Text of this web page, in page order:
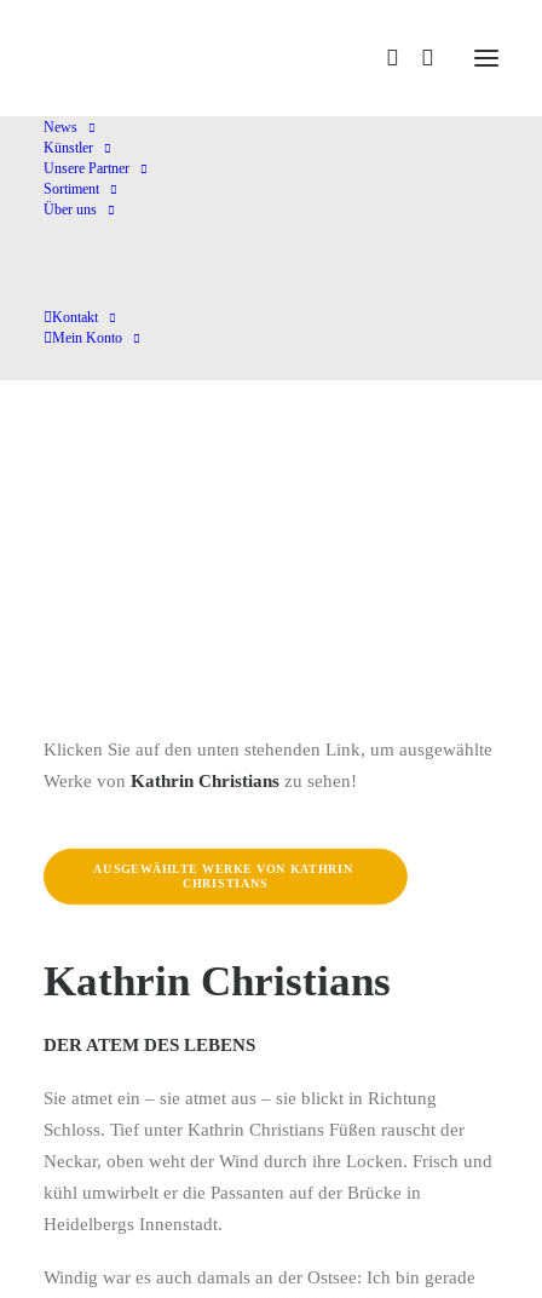
News
Künstler
Unsere Partner
Sortiment
Über uns
Kontakt
Mein Konto
Kathrin Christians
Klicken Sie auf den unten stehenden Link, um ausgewählte
Werke von Kathrin Christians zu sehen!
AUSGEWÄHLTE WERKE VON KATHRIN
CHRISTIANS
Kathrin Christians
DER ATEM DES LEBENS
Sie atmet ein – sie atmet aus – sie blickt in Richtung
Schloss. Tief unter Kathrin Christians Füßen rauscht der
Neckar, oben weht der Wind durch ihre Locken. Frisch und
kühl umwirbelt er die Passanten auf der Brücke in
Heidelbergs Innenstadt.
Windig war es auch damals an der Ostsee: Ich bin gerade